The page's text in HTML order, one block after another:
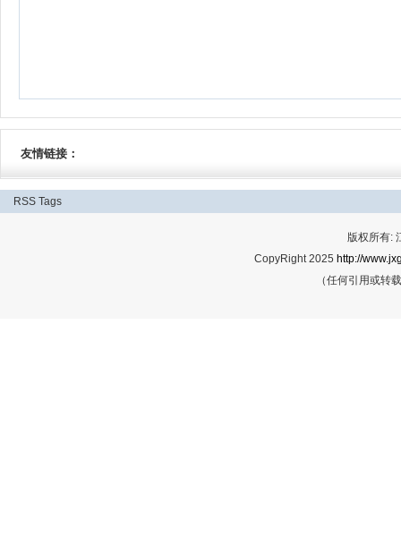
友情链接：
RSS Tags
版权所有:
CopyRight 2025 http://
（任何引用或转